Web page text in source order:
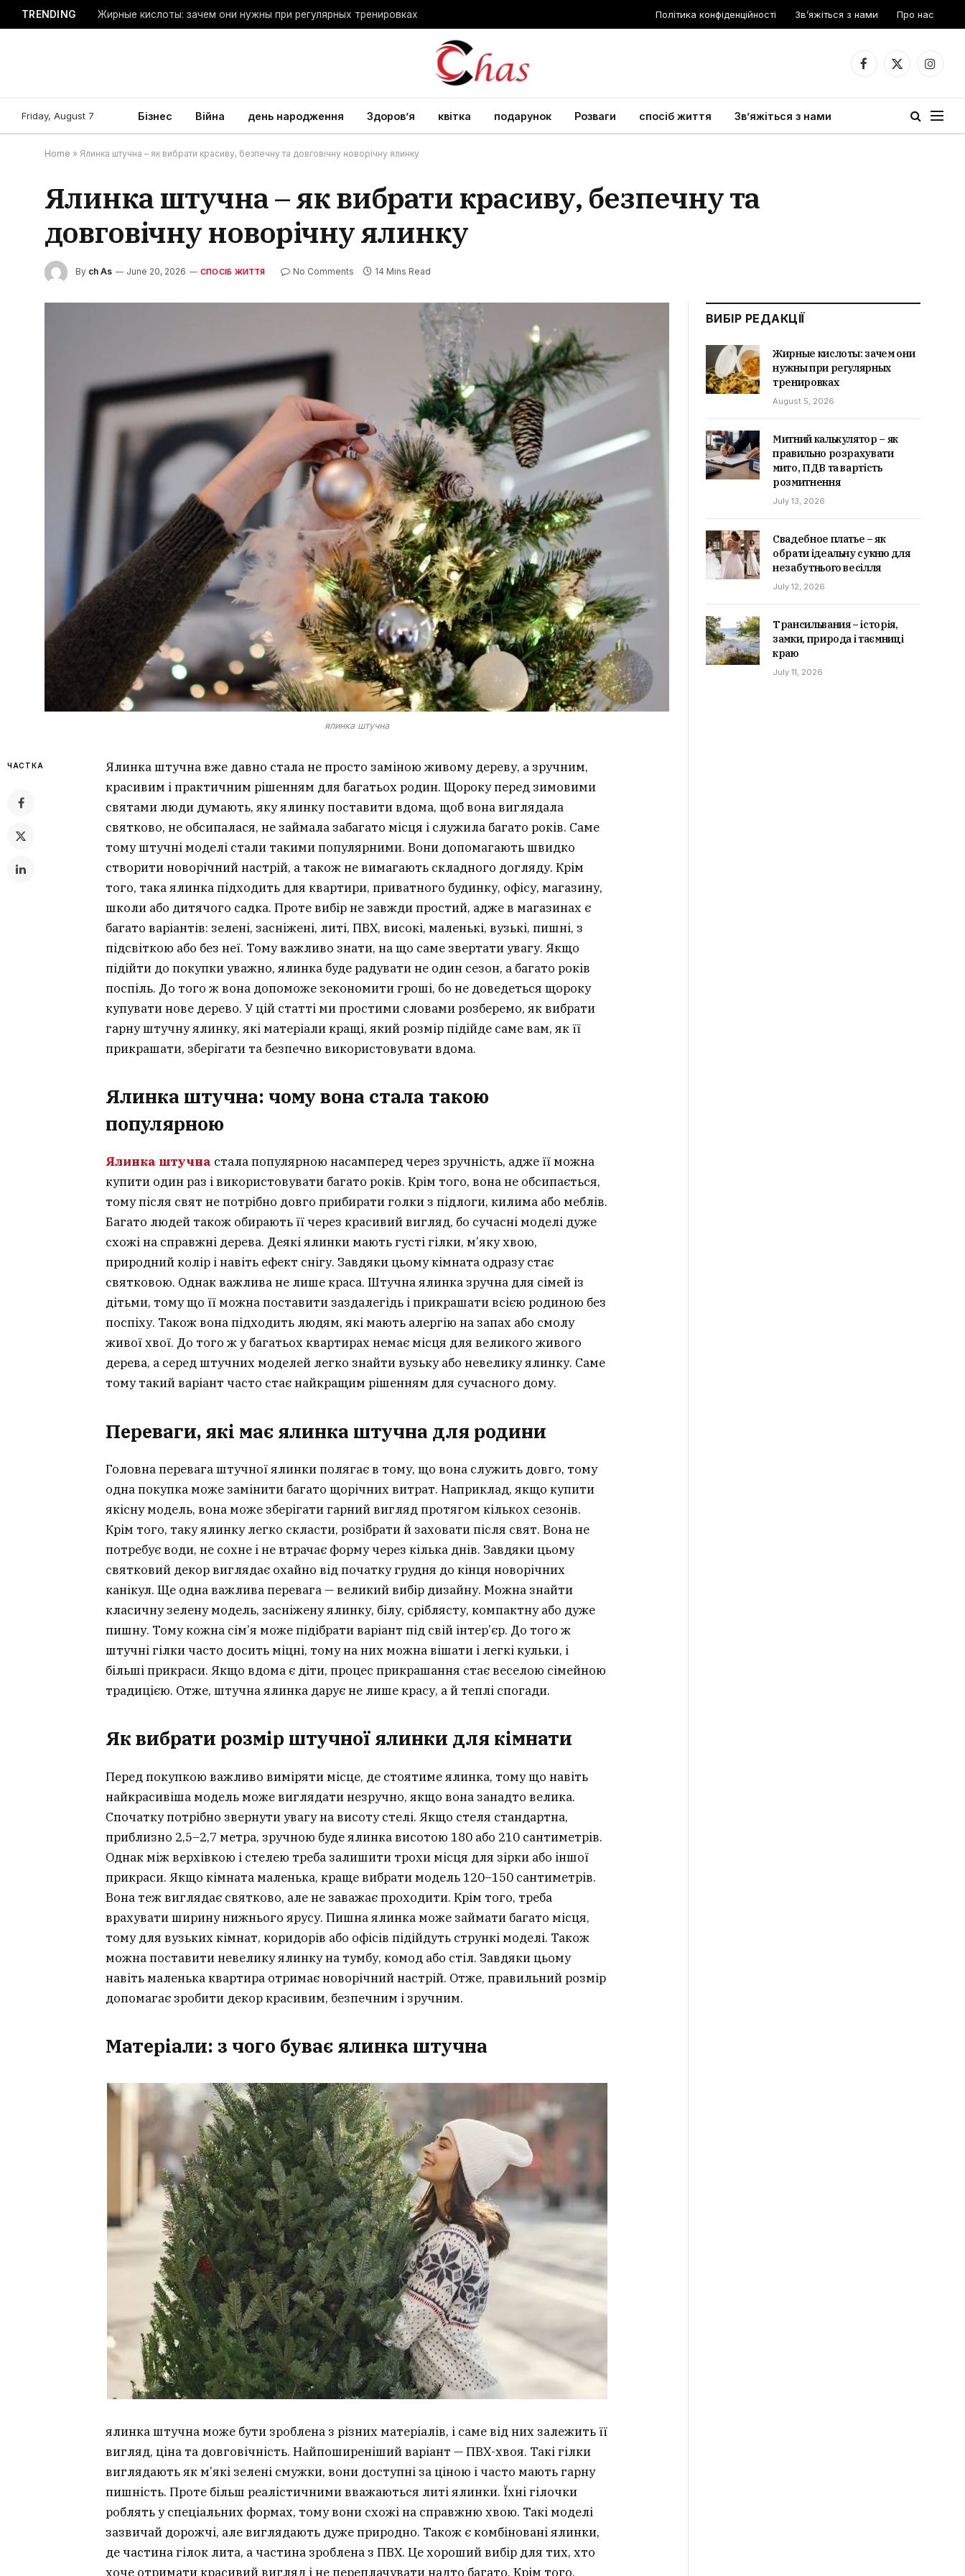
TRENDING Жирные кислоты: зачем они нужны при регулярных тренировках Політика конфіденційності Зв’яжіться з нами Про нас
Facebook
X
Friday, August 7 Бізнес Війна день народження Здоров’я квітка подарунок Розваги спосіб життя Зв’яжіться з нами
Home » Ялинка штучна – як вибрати красиву, безпечну та довговічну новорічну ялинку
Ялинка штучна – як вибрати красиву, безпечну та
довговічну новорічну ялинку
By ch As June 20, 2026 СПОСІБ ЖИТТЯ No Comments 14 Mins Read
ялинка штучна
ЧАСТКА
Ялинка штучна вже давно стала не просто заміною живому дереву, а зручним,
красивим і практичним рішенням для багатьох родин. Щороку перед зимовими
святами люди думають, яку ялинку поставити вдома, щоб вона виглядала
святково, не обсипалася, не займала забагато місця і служила багато років. Саме
тому штучні моделі стали такими популярними. Вони допомагають швидко
створити новорічний настрій, а також не вимагають складного догляду. Крім
того, така ялинка підходить для квартири, приватного будинку, офісу, магазину,
школи або дитячого садка. Проте вибір не завжди простий, адже в магазинах є
багато варіантів: зелені, засніжені, литі, ПВХ, високі, маленькі, вузькі, пишні, з
підсвіткою або без неї. Тому важливо знати, на що саме звертати увагу. Якщо
підійти до покупки уважно, ялинка буде радувати не один сезон, а багато років
поспіль. До того ж вона допоможе зекономити гроші, бо не доведеться щороку
купувати нове дерево. У цій статті ми простими словами розберемо, як вибрати
гарну штучну ялинку, які матеріали кращі, який розмір підійде саме вам, як її
прикрашати, зберігати та безпечно використовувати вдома.
Ялинка штучна: чому вона стала такою
популярною
Ялинка штучна стала популярною насамперед через зручність, адже її можна
купити один раз і використовувати багато років. Крім того, вона не обсипається,
тому після свят не потрібно довго прибирати голки з підлоги, килима або меблів.
Багато людей також обирають її через красивий вигляд, бо сучасні моделі дуже
схожі на справжні дерева. Деякі ялинки мають густі гілки, м’яку хвою,
природний колір і навіть ефект снігу. Завдяки цьому кімната одразу стає
святковою. Однак важлива не лише краса. Штучна ялинка зручна для сімей із
дітьми, тому що її можна поставити заздалегідь і прикрашати всією родиною без
поспіху. Також вона підходить людям, які мають алергію на запах або смолу
живої хвої. До того ж у багатьох квартирах немає місця для великого живого
дерева, а серед штучних моделей легко знайти вузьку або невелику ялинку. Саме
тому такий варіант часто стає найкращим рішенням для сучасного дому.
Переваги, які має ялинка штучна для родини
Головна перевага штучної ялинки полягає в тому, що вона служить довго, тому
одна покупка може замінити багато щорічних витрат. Наприклад, якщо купити
якісну модель, вона може зберігати гарний вигляд протягом кількох сезонів.
Крім того, таку ялинку легко скласти, розібрати й заховати після свят. Вона не
потребує води, не сохне і не втрачає форму через кілька днів. Завдяки цьому
святковий декор виглядає охайно від початку грудня до кінця новорічних
канікул. Ще одна важлива перевага — великий вибір дизайну. Можна знайти
класичну зелену модель, засніжену ялинку, білу, сріблясту, компактну або дуже
пишну. Тому кожна сім’я може підібрати варіант під свій інтер’єр. До того ж
штучні гілки часто досить міцні, тому на них можна вішати і легкі кульки, і
більші прикраси. Якщо вдома є діти, процес прикрашання стає веселою сімейною
традицією. Отже, штучна ялинка дарує не лише красу, а й теплі спогади.
Як вибрати розмір штучної ялинки для кімнати
Перед покупкою важливо виміряти місце, де стоятиме ялинка, тому що навіть
найкрасивіша модель може виглядати незручно, якщо вона занадто велика.
Спочатку потрібно звернути увагу на висоту стелі. Якщо стеля стандартна,
приблизно 2,5–2,7 метра, зручною буде ялинка висотою 180 або 210 сантиметрів.
Однак між верхівкою і стелею треба залишити трохи місця для зірки або іншої
прикраси. Якщо кімната маленька, краще вибрати модель 120–150 сантиметрів.
Вона теж виглядає святково, але не заважає проходити. Крім того, треба
врахувати ширину нижнього ярусу. Пишна ялинка може займати багато місця,
тому для вузьких кімнат, коридорів або офісів підійдуть стрункі моделі. Також
можна поставити невелику ялинку на тумбу, комод або стіл. Завдяки цьому
навіть маленька квартира отримає новорічний настрій. Отже, правильний розмір
допомагає зробити декор красивим, безпечним і зручним.
Матеріали: з чого буває ялинка штучна
ялинка штучна може бути зроблена з різних матеріалів, і саме від них залежить її
вигляд, ціна та довговічність. Найпоширеніший варіант — ПВХ-хвоя. Такі гілки
виглядають як м’які зелені смужки, вони доступні за ціною і часто мають гарну
пишність. Проте більш реалістичними вважаються литі ялинки. Їхні гілочки
роблять у спеціальних формах, тому вони схожі на справжню хвою. Такі моделі
зазвичай дорожчі, але виглядають дуже природно. Також є комбіновані ялинки,
де частина гілок лита, а частина зроблена з ПВХ. Це хороший вибір для тих, хто
хоче отримати красивий вигляд і не переплачувати надто багато. Крім того,
ВИБІР РЕДАКЦІЇ
Жирные кислоты: зачем они
нужны при регулярных
тренировках
August 5, 2026
Митний калькулятор – як
правильно розрахувати
мито, ПДВ та вартість
розмитнення
July 13, 2026
Свадебное платье – як
обрати ідеальну сукню для
незабутнього весілля
July 12, 2026
Трансильвания – історія,
замки, природа і таємниці
краю
July 11, 2026